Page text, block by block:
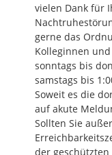
vielen Dank für
gerne das
Kolleginnen
sonntags bis
samstags bis
Soweit es die
auf akute
Sollten Sie
der